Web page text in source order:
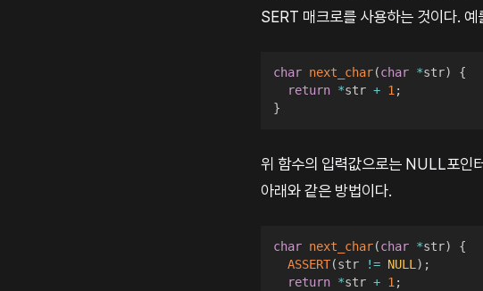
SERT 매크로를 사용하는 것이다.
char next_char(char *str)
{
return *str + 1;
}
위 함수의 입력값으로는 NULL포인
아래와 같은 방법이다.
char next_char(char *str)
{
ASSERT(str != NULL) ;
return *str + 1;